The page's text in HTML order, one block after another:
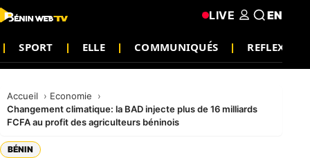
SPORT ELLE COMMUNIQUÉS
LIVE EN
Accueil
Economie
Changement climatique: la BAD injecte plus de 16 milliards
FCFA au profit des agriculteurs béninois
BÉNIN